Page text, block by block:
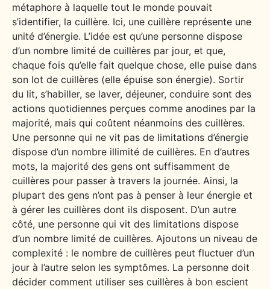
métaphore à laquelle tout le monde pouvait
s’identifier, la cuillère. Ici, une cuillère représente une
unité d’énergie. L’idée est qu’une personne dispose
d’un nombre limité de cuillères par jour, et que,
chaque fois qu’elle fait quelque chose, elle puise dans
son lot de cuillères (elle épuise son énergie). Sortir
du lit, s’habiller, se laver, déjeuner, conduire sont des
actions quotidiennes perçues comme anodines par la
majorité, mais qui coûtent néanmoins des cuillères.
Une personne qui ne vit pas de limitations d’énergie
dispose d’un nombre illimité de cuillères. En d’autres
mots, la majorité des gens ont suffisamment de
cuillères pour passer à travers la journée. Ainsi, la
plupart des gens n’ont pas à penser à leur énergie et
à gérer les cuillères dont ils disposent. D’un autre
côté, une personne qui vit des limitations dispose
d’un nombre limité de cuillères. Ajoutons un niveau de
complexité : le nombre de cuillères peut fluctuer d’un
jour à l’autre selon les symptômes. La personne doit
décider comment utiliser ses cuillères à bon escient